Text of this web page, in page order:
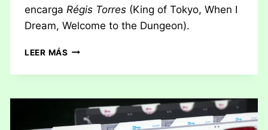
encarga Régis Torres (King of Tokyo, When I
Dream, Welcome to the Dungeon).
LEER MÁS RESEÑA: